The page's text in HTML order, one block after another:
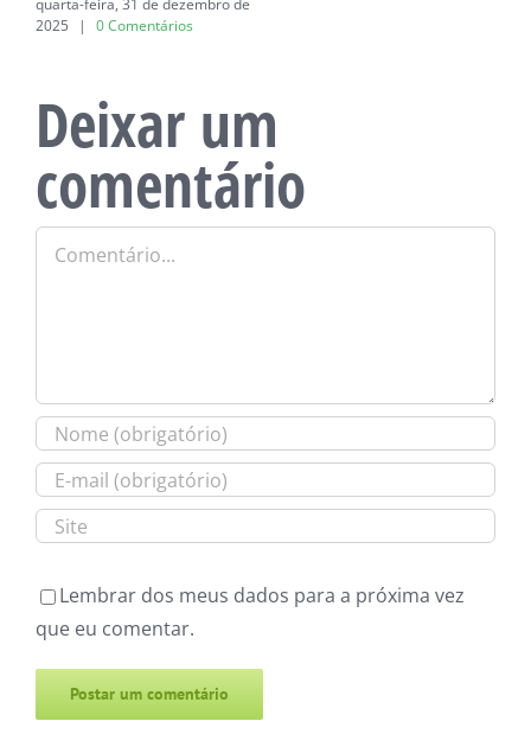
Deixar um
comentário
Comentário
que eu comentar.
Alternative: